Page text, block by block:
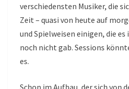
verschiedensten Musiker, die
Zeit – quasi von heute auf
und Spielweisen einigen, die
noch nicht gab. Sessions
es.
Schon im Aufbau, der sich von